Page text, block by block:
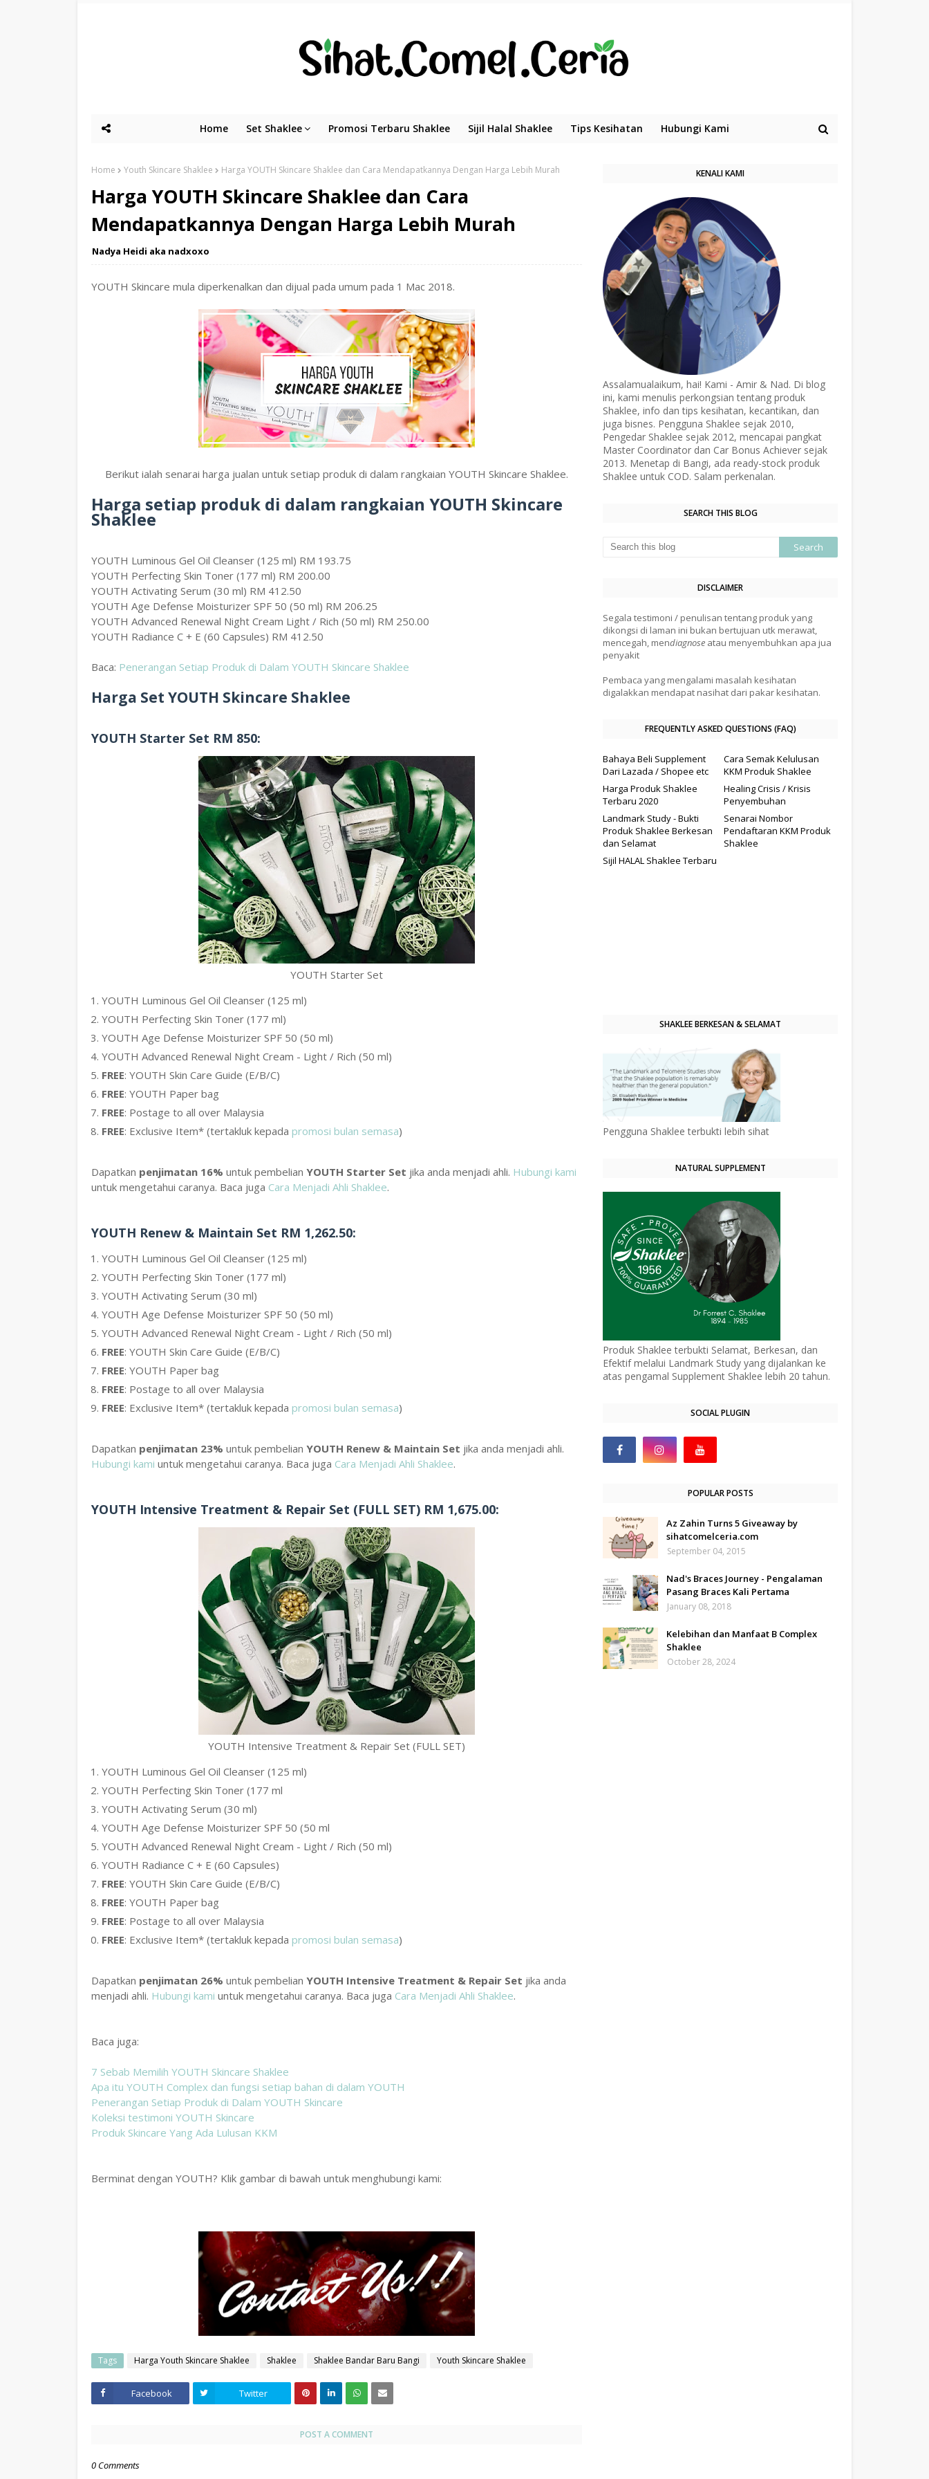
Home Set Shaklee Promosi Terbaru Shaklee Sijil Halal Shaklee Tips Kesihatan Hubungi Kami
Home Youth Skincare Shaklee Harga YOUTH Skincare Shaklee dan Cara Mendapatkannya Dengan Harga Lebih Murah
Harga YOUTH Skincare Shaklee dan Cara
Mendapatkannya Dengan Harga Lebih Murah
Nadya Heidi aka nadxoxo
YOUTH Skincare mula diperkenalkan dan dijual pada umum pada 1 Mac 2018.
Berikut ialah senarai harga jualan untuk setiap produk di dalam rangkaian YOUTH Skincare Shaklee.
Harga setiap produk di dalam rangkaian YOUTH Skincare
Shaklee
YOUTH Luminous Gel Oil Cleanser (125 ml) RM 193.75
YOUTH Perfecting Skin Toner (177 ml) RM 200.00
YOUTH Activating Serum (30 ml) RM 412.50
YOUTH Age Defense Moisturizer SPF 50 (50 ml) RM 206.25
YOUTH Advanced Renewal Night Cream Light / Rich (50 ml) RM 250.00
YOUTH Radiance C + E (60 Capsules) RM 412.50
Baca: Penerangan Setiap Produk di Dalam YOUTH Skincare Shaklee
Harga Set YOUTH Skincare Shaklee
YOUTH Starter Set RM 850:
YOUTH Starter Set
YOUTH Luminous Gel Oil Cleanser (125 ml)
YOUTH Perfecting Skin Toner (177 ml)
YOUTH Age Defense Moisturizer SPF 50 (50 ml)
YOUTH Advanced Renewal Night Cream - Light / Rich (50 ml)
FREE: YOUTH Skin Care Guide (E/B/C)
FREE: YOUTH Paper bag
FREE: Postage to all over Malaysia
FREE: Exclusive Item* (tertakluk kepada promosi bulan semasa)
Dapatkan penjimatan 16% untuk pembelian YOUTH Starter Set jika anda menjadi ahli. Hubungi kami
untuk mengetahui caranya. Baca juga Cara Menjadi Ahli Shaklee.
YOUTH Renew & Maintain Set RM 1,262.50:
YOUTH Luminous Gel Oil Cleanser (125 ml)
YOUTH Perfecting Skin Toner (177 ml)
YOUTH Activating Serum (30 ml)
YOUTH Age Defense Moisturizer SPF 50 (50 ml)
YOUTH Advanced Renewal Night Cream - Light / Rich (50 ml)
FREE: YOUTH Skin Care Guide (E/B/C)
FREE: YOUTH Paper bag
FREE: Postage to all over Malaysia
FREE: Exclusive Item* (tertakluk kepada promosi bulan semasa)
Dapatkan penjimatan 23% untuk pembelian YOUTH Renew & Maintain Set jika anda menjadi ahli.
Hubungi kami untuk mengetahui caranya. Baca juga Cara Menjadi Ahli Shaklee.
YOUTH Intensive Treatment & Repair Set (FULL SET) RM 1,675.00:
YOUTH Intensive Treatment & Repair Set (FULL SET)
YOUTH Luminous Gel Oil Cleanser (125 ml)
YOUTH Perfecting Skin Toner (177 ml
YOUTH Activating Serum (30 ml)
YOUTH Age Defense Moisturizer SPF 50 (50 ml
YOUTH Advanced Renewal Night Cream - Light / Rich (50 ml)
YOUTH Radiance C + E (60 Capsules)
FREE: YOUTH Skin Care Guide (E/B/C)
FREE: YOUTH Paper bag
FREE: Postage to all over Malaysia
FREE: Exclusive Item* (tertakluk kepada promosi bulan semasa)
Dapatkan penjimatan 26% untuk pembelian YOUTH Intensive Treatment & Repair Set jika anda
menjadi ahli. Hubungi kami untuk mengetahui caranya. Baca juga Cara Menjadi Ahli Shaklee.
Baca juga:
7 Sebab Memilih YOUTH Skincare Shaklee
Apa itu YOUTH Complex dan fungsi setiap bahan di dalam YOUTH
Penerangan Setiap Produk di Dalam YOUTH Skincare
Koleksi testimoni YOUTH Skincare
Produk Skincare Yang Ada Lulusan KKM
Berminat dengan YOUTH? Klik gambar di bawah untuk menghubungi kami:
Tags Harga Youth Skincare Shaklee Shaklee Shaklee Bandar Baru Bangi Youth Skincare Shaklee
Facebook Twitter
POST A COMMENT
0 Comments
KENALI KAMI
Assalamualaikum, hai! Kami - Amir & Nad. Di blog
ini, kami menulis perkongsian tentang produk
Shaklee, info dan tips kesihatan, kecantikan, dan
juga bisnes. Pengguna Shaklee sejak 2010,
Pengedar Shaklee sejak 2012, mencapai pangkat
Master Coordinator dan Car Bonus Achiever sejak
2013. Menetap di Bangi, ada ready-stock produk
Shaklee untuk COD. Salam perkenalan.
SEARCH THIS BLOG
DISCLAIMER
Segala testimoni / penulisan tentang produk yang
dikongsi di laman ini bukan bertujuan utk merawat,
mencegah, mendiagnose atau menyembuhkan apa jua
penyakit
Pembaca yang mengalami masalah kesihatan
digalakkan mendapat nasihat dari pakar kesihatan.
FREQUENTLY ASKED QUESTIONS (FAQ)
Bahaya Beli Supplement
Dari Lazada / Shopee etc
Cara Semak Kelulusan
KKM Produk Shaklee
Harga Produk Shaklee
Terbaru 2020
Healing Crisis / Krisis
Penyembuhan
Landmark Study - Bukti
Produk Shaklee Berkesan
dan Selamat
Senarai Nombor
Pendaftaran KKM Produk
Shaklee
Sijil HALAL Shaklee Terbaru
SHAKLEE BERKESAN & SELAMAT
Pengguna Shaklee terbukti lebih sihat
NATURAL SUPPLEMENT
Produk Shaklee terbukti Selamat, Berkesan, dan
Efektif melalui Landmark Study yang dijalankan ke
atas pengamal Supplement Shaklee lebih 20 tahun.
SOCIAL PLUGIN
POPULAR POSTS
Az Zahin Turns 5 Giveaway by
sihatcomelceria.com
September 04, 2015
Nad's Braces Journey - Pengalaman
Pasang Braces Kali Pertama
January 08, 2018
Kelebihan dan Manfaat B Complex
Shaklee
October 28, 2024